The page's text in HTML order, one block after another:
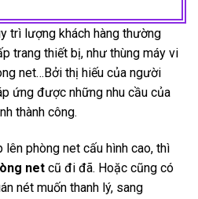
trì lượng khách hàng thường
trang thiết bị, như thùng máy vi
net…Bởi thị hiếu của người
ứng được những nhu cầu của
thành công.
phòng net cấu hình cao, thì
net cũ đi đã. Hoặc cũng có
nét muốn thanh lý, sang